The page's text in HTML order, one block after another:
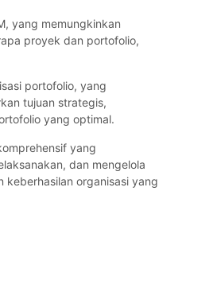
yang memungkinkan
proyek dan portofolio,
portofolio, yang
tujuan strategis,
yang optimal.
yang
dan mengelola
organisasi yang